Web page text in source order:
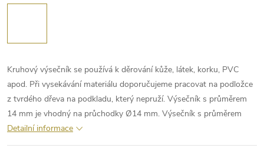
Kruhový výsečník se používá k děrování kůže, látek, korku, PVC
apod. Při vysekávání materiálu doporučujeme pracovat na podložce
z tvrdého dřeva na podkladu, který nepruží. Výsečník s průměrem
14 mm je vhodný na průchodky Ø14 mm. Výsečník s průměrem
Detailní informace